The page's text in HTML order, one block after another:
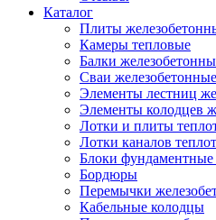
Каталог
Плиты
Камеры тепловые
Балки
Сваи железобетонные
Элементы лестниц
Элементы колодцев
Лотки и плиты
Лотки каналов
Блоки
Бордюры
Перемычки
Кабельные колодцы